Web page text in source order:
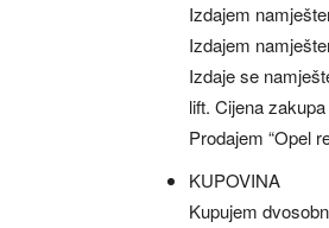
Izdajem
Izdajem
Izdaje se
lift. Cijena
Prodajem “Opel
KUPOVINA
Kupujem